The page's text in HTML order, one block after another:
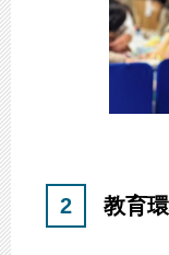
2 教育